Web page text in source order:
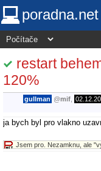
poradna.net
restart
120%
gullman @mif
ja bych byl pro vlakno
Jsem pro. Nezamknu, ale